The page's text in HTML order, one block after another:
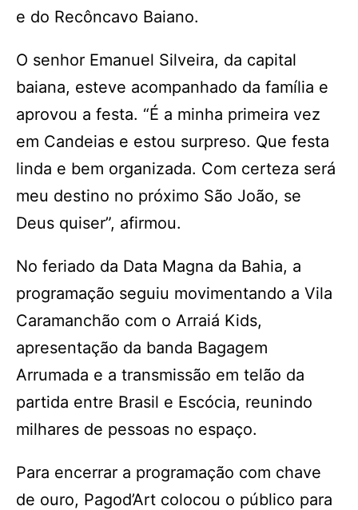
e do Recôncavo Baiano.
O senhor Emanuel Silveira, da capital
baiana, esteve acompanhado da família e
aprovou a festa. “É a minha primeira vez
em Candeias e estou surpreso. Que festa
linda e bem organizada. Com certeza será
meu destino no próximo São João, se
Deus quiser”, afirmou.
No feriado da Data Magna da Bahia, a
programação seguiu movimentando a Vila
Caramanchão com o Arraiá Kids,
apresentação da banda Bagagem
Arrumada e a transmissão em telão da
partida entre Brasil e Escócia, reunindo
milhares de pessoas no espaço.
Para encerrar a programação com chave
de ouro, Pagod’Art colocou o público para